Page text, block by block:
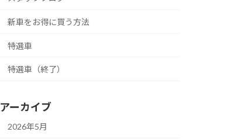
新車をお得に買う方法
特選車
特選車（終了）
アーカイブ
2026年5月